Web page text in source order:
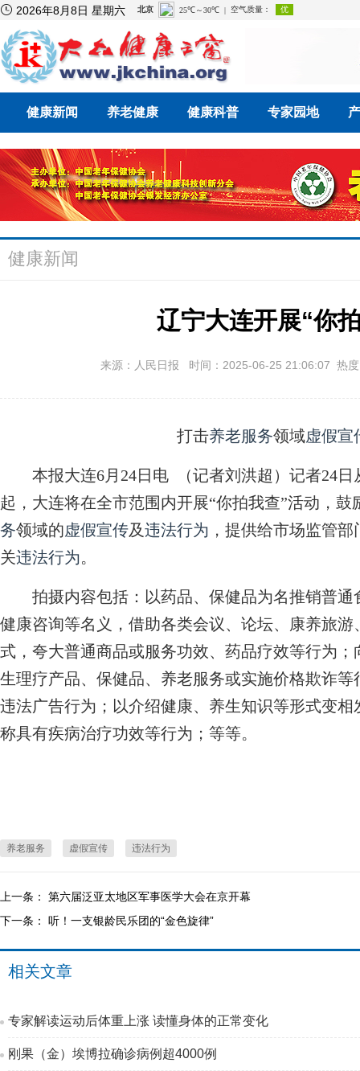
 2026年8月8日 星期六
健康新闻 养老健康 健康科普 专家园地
健康新闻
辽宁大连开展“你
来源：人民日报 时间：2025-06-25 21:06:07 热
打击养老服务领域虚假宣
本报大连6月24日电 （记者刘洪超）记者24日
起，大连将在全市范围内开展“你拍我查”活动，
务领域的虚假宣传及违法行为 ，提供给市场监管
关违法行为。
拍摄内容包括：以药品、保健品为名推销普通
健康咨询等名义，借助各类会议、论坛、康养旅游
式，夸大普通商品或服务功效、药品疗效等行为
生理疗产品、保健品、养老服务或实施价格欺诈
违法广告行为；以介绍健康、养生知识等形式变
称具有疾病治疗功效等行为；等等。
养老服务 虚假宣传 违法行为
上一条： 第六届泛亚太地区军事医学大会在京开幕
下一条： 听！一支银龄民乐团的“金色旋律”
相关文章
专家解读运动后体重上涨 读懂身体的正常变化
刚果（金）埃博拉确诊病例超4000例